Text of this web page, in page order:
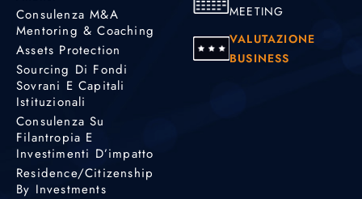
Consulenza M&A
Mentoring & Coaching
Assets Protection
Sourcing Di Fondi
Sovrani E Capitali
Istituzionali
Consulenza Su
Filantropia E
Investimenti D’impatto
Residence/Citizenship
By Investments
MEETING
VALUTAZIONE
BUSINESS